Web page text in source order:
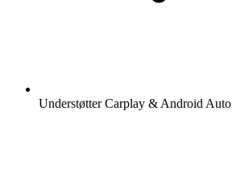
Understøtter Carplay & Android Auto